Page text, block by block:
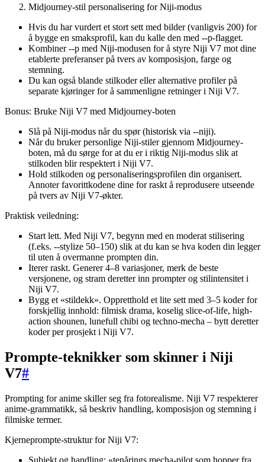
Midjourney-stil personalisering for Niji-modus
Hvis du har vurdert et stort sett med bilder (vanligvis 200) for
å bygge en smaksprofil, kan du kalle den med --p-flagget.
Kombiner --p med Niji-modusen for å styre Niji V7 mot dine
etablerte preferanser på tvers av komposisjon, farge og
stemning.
Du kan også blande stilkoder eller alternative profiler på
separate kjøringer for å sammenligne retninger i Niji V7.
Bonus: Bruke Niji V7 med Midjourney-boten
Slå på Niji-modus når du spør (historisk via --niji).
Når du bruker personlige Niji-stiler gjennom Midjourney-
boten, må du sørge for at du er i riktig Niji-modus slik at
stilkoden blir respektert i Niji V7.
Hold stilkoden og personaliseringsprofilen din organisert.
Annoter favorittkodene dine for raskt å reprodusere utseende
på tvers av Niji V7-økter.
Praktisk veiledning:
Start lett. Med Niji V7, begynn med en moderat stilisering
(f.eks. --stylize 50–150) slik at du kan se hva koden din legger
til uten å overmanne prompten din.
Iterer raskt. Generer 4–8 variasjoner, merk de beste
versjonene, og stram deretter inn prompter og stilintensitet i
Niji V7.
Bygg et «stildekk». Oppretthold et lite sett med 3–5 koder for
forskjellig innhold: filmisk drama, koselig slice-of-life, high-
action shounen, lunefull chibi og techno-mecha – bytt deretter
koder per prosjekt i Niji V7.
Prompte-teknikker som skinner i Niji
V7#
Prompting for anime skiller seg fra fotorealisme. Niji V7 respekterer
anime-grammatikk, så beskriv handling, komposisjon og stemning i
filmiske termer.
Kjerneprompte-struktur for Niji V7:
Subjekt og handling: «tenårings mecha-pilot som hopper fra